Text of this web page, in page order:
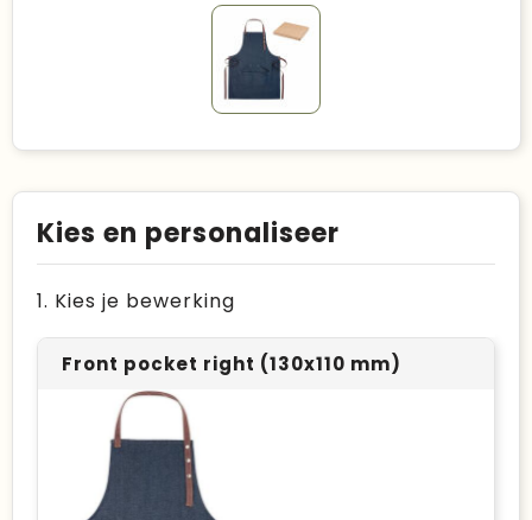
Kies en personaliseer
1. Kies je bewerking
Front pocket right (130x110 mm)